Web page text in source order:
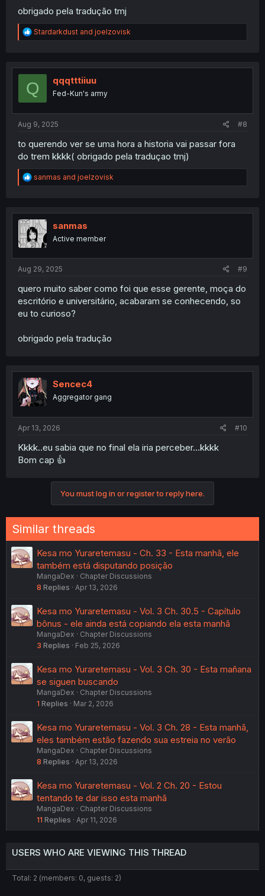
obrigado pela tradução tmj
R
e
t
o
n
Stardarkdust and joelzovisk
Q qqqtttiiuu
Fed-Kun's army
Aug 9, 2025 #8
to querendo ver se uma hora a historia vai passar fora
do trem kkkk( obrigado pela traduçao tmj)
R
e
t
o
n
sanmas and joelzovisk
sanmas
Active member
Aug 29, 2025 #9
quero muito saber como foi que esse gerente, moça do
escritório e universitário, acabaram se conhecendo, so
eu to curioso?
obrigado pela tradução
Sencec4
Aggregator gang
Apr 13, 2026 #10
Kkkk..eu sabia que no final ela iria perceber...kkkk
Bom cap 👍
You must log in or register to reply here.
Similar threads
Kesa mo Yuraretemasu - Ch. 33 - Esta manhã, ele
também está disputando posição
MangaDex
Chapter Discussions
8 Replies Apr 13, 2026
Kesa mo Yuraretemasu - Vol. 3 Ch. 30.5 - Capítulo
bônus - ele ainda está copiando ela esta manhã
MangaDex
Chapter Discussions
3 Replies Feb 25, 2026
Kesa mo Yuraretemasu - Vol. 3 Ch. 30 - Esta mañana
se siguen buscando
MangaDex
Chapter Discussions
1 Replies Mar 2, 2026
Kesa mo Yuraretemasu - Vol. 3 Ch. 28 - Esta manhã,
eles também estão fazendo sua estreia no verão
MangaDex
Chapter Discussions
8 Replies Apr 13, 2026
Kesa mo Yuraretemasu - Vol. 2 Ch. 20 - Estou
tentando te dar isso esta manhã
MangaDex
Chapter Discussions
11 Replies Apr 11, 2026
USERS WHO ARE VIEWING THIS THREAD
Total: 2 (members: 0, guests: 2)